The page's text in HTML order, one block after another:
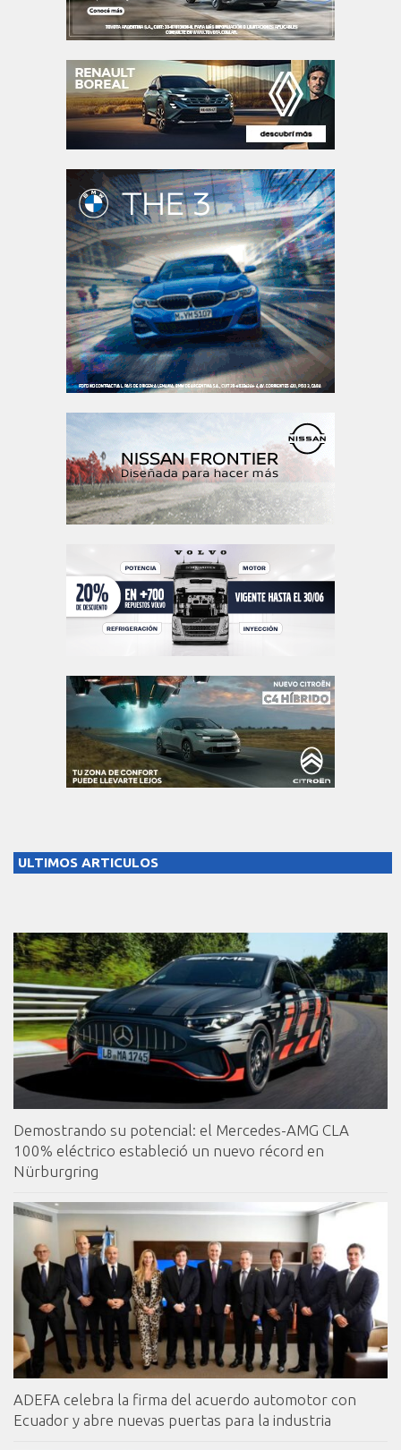
ULTIMOS ARTICULOS
Demostrando su potencial: el Mercedes-AMG CLA
100% eléctrico estableció un nuevo récord en
Nürburgring
ADEFA celebra la firma del acuerdo automotor con
Ecuador y abre nuevas puertas para la industria